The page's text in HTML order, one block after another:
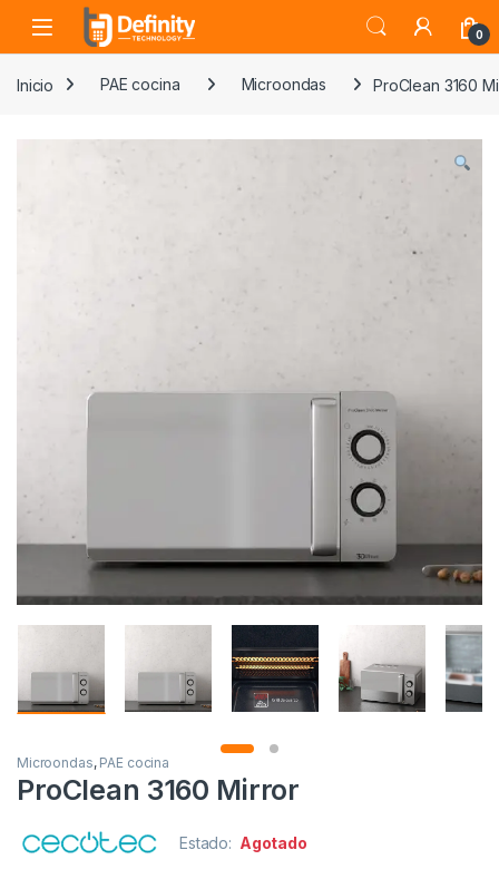
Skip to navigation
Skip to content
Open 0
Inicio PAE cocina Microondas ProClean 3160
Microondas, PAE cocina
ProClean 3160 Mirror
Estado: Agotado